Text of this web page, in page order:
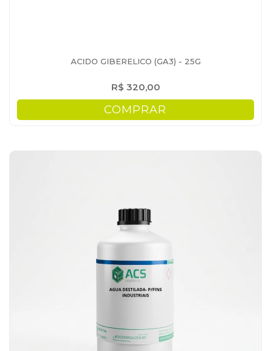
ACIDO GIBERELICO (GA3) - 25G
R$ 320,00
COMPRAR